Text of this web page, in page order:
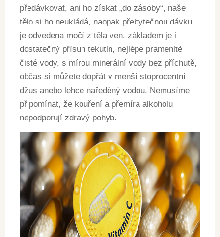
předávkovat, ani ho získat „do zásoby“, naše
tělo si ho neukládá, naopak přebytečnou dávku
je odvedena močí z těla ven. základem je i
dostatečný přísun tekutin, nejlépe pramenité
čisté vody, s mírou minerální vody bez příchutě,
občas si můžete dopřát v menší stoprocentní
džus anebo lehce naředěný vodou. Nemusíme
připomínat, že kouření a přemíra alkoholu
nepodporují zdravý pohyb.